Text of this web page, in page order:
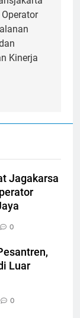
Kinerja
Jagakarsa
0
Luar
0